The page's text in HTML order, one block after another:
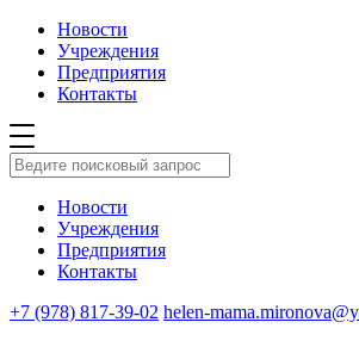
Новости
Учреждения
Предприятия
Контакты
Новости
Учреждения
Предприятия
Контакты
+7 (978) 817-39-02 helen-